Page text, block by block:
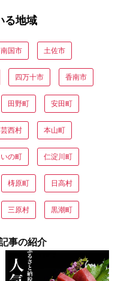
る地域
南国市 土佐市
四万十市 香南市
田野町 安田町
芸西村 本山町
いの町 仁淀川町
梼原町 日高村
三原村 黒潮町
事の紹介